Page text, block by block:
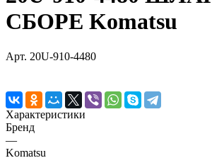
СБОРЕ Komatsu
Арт. 20U-910-4480
Характеристики
Бренд
—
Komatsu